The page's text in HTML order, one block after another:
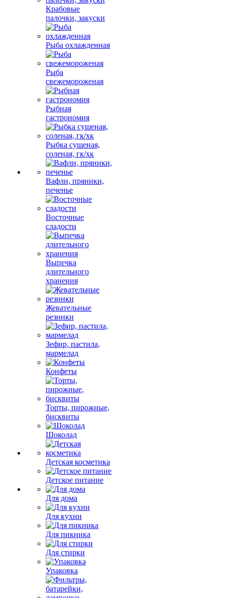
Крабовые
палочки, закуски
Рыба охлажденная
Рыба
свежемороженая
Рыбная
гастрономия
Рыбка сушеная,
соленая, гк/хк
Вафли, пряники,
печенье
Восточные
сладости
Выпечка
длительного
хранения
Жевательные
резинки
Зефир, пастила,
мармелад
Конфеты
Торты, пирожные,
бисквиты
Шоколад
Детская косметика
Детское питание
Для дома
Для кухни
Для пикника
Для стирки
Упаковка